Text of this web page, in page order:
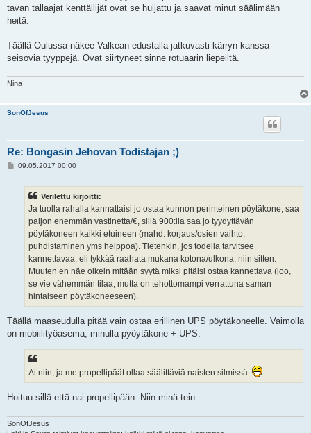
tavan tallaajat kenttäilijät ovat se huijattu ja saavat minut säälimään
heitä.
Täällä Oulussa näkee Valkean edustalla jatkuvasti kärryn kanssa
seisovia tyyppejä. Ovat siirtyneet sinne rotuaarin liepeiltä.
Nina
SonOfJesus
Re: Bongasin Jehovan Todistajan ;)
V09.05.2017 00:00
Verilettu kirjoitti:
Ja tuolla rahalla kannattaisi jo ostaa kunnon perinteinen pöytäkone, saa
paljon enemmän vastinetta/€, sillä 900:lla saa jo tyydyttävän
pöytäkoneen kaikki etuineen (mahd. korjaus/osien vaihto,
puhdistaminen yms helppoa). Tietenkin, jos todella tarvitsee
kannettavaa, eli tykkää raahata mukana kotona/ulkona, niin sitten.
Muuten en näe oikein mitään syytä miksi pitäisi ostaa kannettava (joo,
se vie vähemmän tilaa, mutta on tehottomampi verrattuna saman
hintaiseen pöytäkoneeseen).
Täällä maaseudulla pitää vain ostaa erillinen UPS pöytäkoneelle. Vaimolla
on mobiilityöasema, minulla pyöytäkone + UPS.
Ai niin, ja me propellipäät ollaa säälittäviä naisten silmissä.
Hoituu sillä että nai propellipään. Niin minä tein.
SonOfJesus